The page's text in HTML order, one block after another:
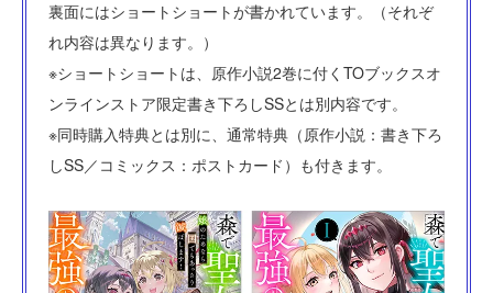
裏面にはショートショートが書かれています。（それぞ
れ内容は異なります。）
※ショートショートは、原作小説2巻に付くTOブックスオ
ンラインストア限定書き下ろしSSとは別内容です。
※同時購入特典とは別に、通常特典（原作小説：書き下ろ
しSS／コミックス：ポストカード）も付きます。